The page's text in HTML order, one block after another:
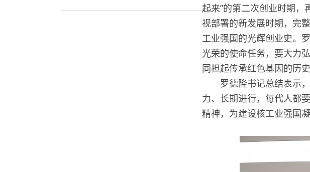
起来”的第二次创业时期
视部署的新发展时期，完
工业强国的光辉创业史。
光荣的使命任务，要大力
同担起传承红色基因的历史
罗德隆书记总结表示，
力、长期进行，每代人都
精神，为建设核工业强国